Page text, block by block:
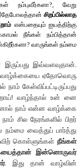
?,வேறு
சிறப்பில்லாத
என்பதையும் ஐயத்திற்கு
நீங்கள் நம்பித்தான்
? வாருங்கள் நம்மை
இவ்வளவுதான்.
வாழ்க்கையை ஏதோவொரு
கேள்விப்பட்டிருப்பது
வாழ்ந்தால் உன் னை
நாம் என்ன வாழ்க்கை
சில நேரங்களில் பிறர்
வைத்துப் பார்த்து
கொள்ளுங்கள்நீங்கள்
இன்னொருவர்
. இது தான் வாழ்வின்